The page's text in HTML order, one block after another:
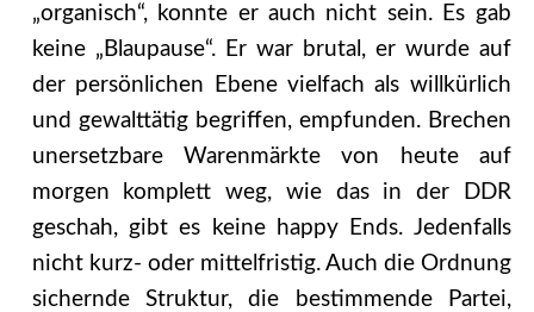
„organisch“, konnte er auch nicht sein. Es gab
keine „Blaupause“. Er war brutal, er wurde auf
der persönlichen Ebene vielfach als willkürlich
und gewalttätig begriffen, empfunden. Brechen
unersetzbare Warenmärkte von heute auf
morgen komplett weg, wie das in der DDR
geschah, gibt es keine happy Ends. Jedenfalls
nicht kurz- oder mittelfristig. Auch die Ordnung
sichernde Struktur, die bestimmende Partei,